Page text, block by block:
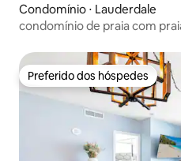
Condomínio ⋅ Lauderdale
condomínio de praia com
Preferido dos hóspedes
Preferido dos hóspedes